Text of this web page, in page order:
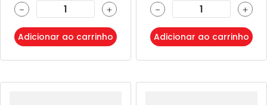
＋
－
Adicionar ao carrinho
＋
－
Adicionar ao carrinho